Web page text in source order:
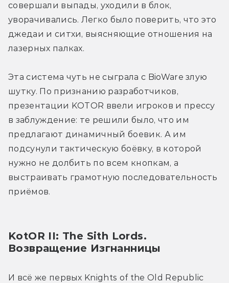
совершали выпады, уходили в блок,
уворачивались. Легко было поверить, что это
джедаи и ситхи, выясняющие отношения на
лазерных палках.
Эта система чуть не сыграла с BioWare злую
шутку. По признанию разработчиков,
презентации KOTOR ввели игроков и прессу
в заблуждение: те решили было, что им
предлагают динамичный боевик. А им
подсунули тактическую боёвку, в которой
нужно не долбить по всем кнопкам, а
выстраивать грамотную последовательность
приёмов.
KotOR II: The Sith Lords.
Возвращение Изгнанницы
И всё же первых Knights of the Old Republic